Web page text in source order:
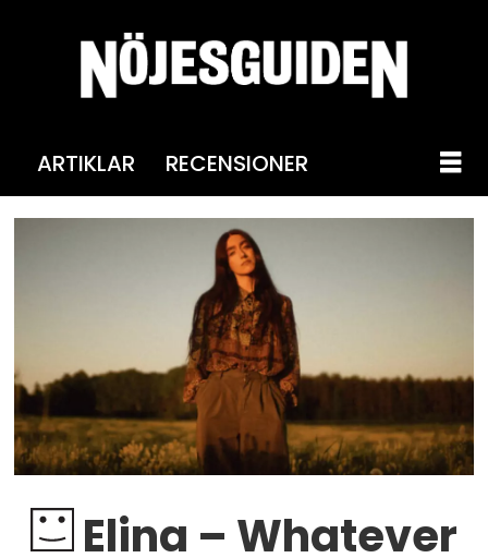
ARTIKLAR RECENSIONER
Elina – Whatever